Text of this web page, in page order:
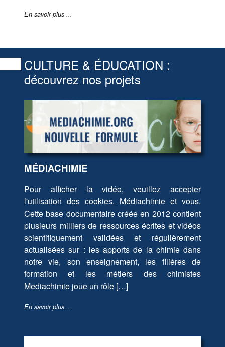
En savoir plus ...
CULTURE & ÉDUCATION :
découvrez nos projets
MÉDIACHIMIE
Pour afficher la vidéo, veuillez accepter
l'utilisation des cookies. Médiachimie et vous.
Cette base documentaire créée en 2012 contient
plusieurs milliers de ressources écrites et vidéos
scientifiquement validées et régulièrement
actualisées sur : les apports de la chimie dans
notre vie, son enseignement, les filières de
formation et les métiers des chimistes
Mediachimie joue un rôle […]
En savoir plus ...